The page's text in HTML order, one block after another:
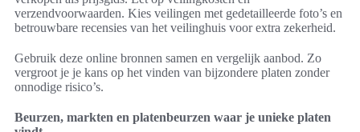
verzendvoorwaarden. Kies veilingen met gedetailleerde foto’s en
betrouwbare recensies van het veilinghuis voor extra zekerheid.
Gebruik deze online bronnen samen en vergelijk aanbod. Zo
vergroot je je kans op het vinden van bijzondere platen zonder
onnodige risico’s.
Beurzen, markten en platenbeurzen waar je unieke platen